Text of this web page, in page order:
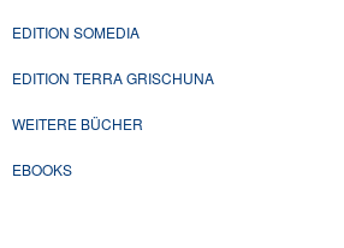
EDITION SOMEDIA
EDITION TERRA GRISCHUNA
WEITERE BÜCHER
EBOOKS